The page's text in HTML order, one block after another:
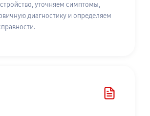
уточняем симптомы,
диагностику и определяем